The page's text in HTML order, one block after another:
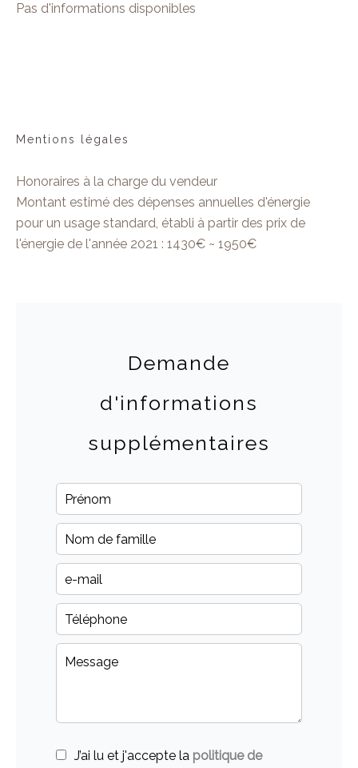
Pas d'informations disponibles
Mentions légales
Honoraires à la charge du vendeur
Montant estimé des dépenses annuelles d'énergie
pour un usage standard, établi à partir des prix de
l'énergie de l'année 2021 : 1430€ ~ 1950€
Demande
d'informations
supplémentaires
J’ai lu et j'accepte la politique de